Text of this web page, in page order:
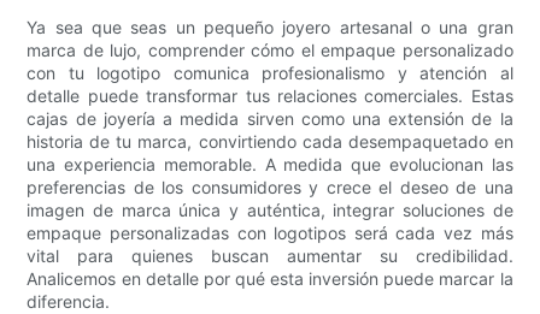
Ya sea que seas un pequeño joyero artesanal o una gran
marca de lujo, comprender cómo el empaque personalizado
con tu logotipo comunica profesionalismo y atención al
detalle puede transformar tus relaciones comerciales. Estas
cajas de joyería a medida sirven como una extensión de la
historia de tu marca, convirtiendo cada desempaquetado en
una experiencia memorable. A medida que evolucionan las
preferencias de los consumidores y crece el deseo de una
imagen de marca única y auténtica, integrar soluciones de
empaque personalizadas con logotipos será cada vez más
vital para quienes buscan aumentar su credibilidad.
Analicemos en detalle por qué esta inversión puede marcar la
diferencia.